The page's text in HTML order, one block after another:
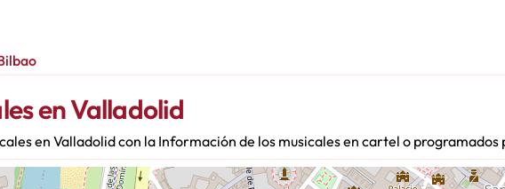
en Valladolid
en Valladolid con la Información de los musicales en cartel o programados